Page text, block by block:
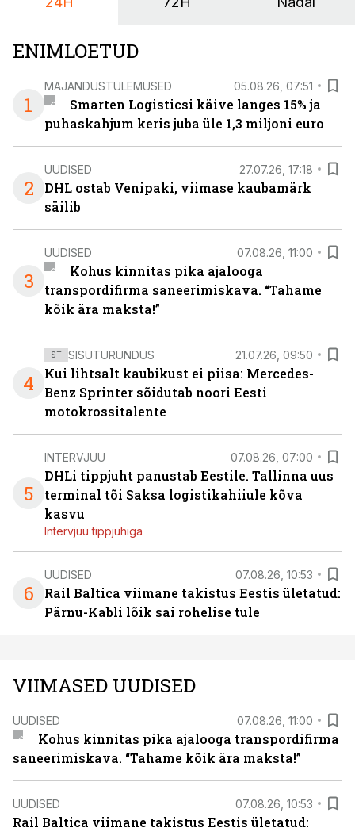
ENIMLOETUD
1
MAJANDUSTULEMUSED 05.08.26, 07:51
Smarten Logisticsi käive langes 15% ja
puhaskahjum keris juba üle 1,3 miljoni euro
2
UUDISED 27.07.26, 17:18
DHL ostab Venipaki, viimase kaubamärk
säilib
3
UUDISED 07.08.26, 11:00
Kohus kinnitas pika ajalooga
transpordifirma saneerimiskava. “Tahame
kõik ära maksta!”
4
ST SISUTURUNDUS 21.07.26, 09:50
Kui lihtsalt kaubikust ei piisa: Mercedes-
Benz Sprinter sõidutab noori Eesti
motokrossitalente
5
INTERVJUU 07.08.26, 07:00
DHLi tippjuht panustab Eestile. Tallinna uus
terminal tõi Saksa logistikahiiule kõva
kasvu
Intervjuu tippjuhiga
6
UUDISED 07.08.26, 10:53
Rail Baltica viimane takistus Eestis ületatud:
Pärnu-Kabli lõik sai rohelise tule
VIIMASED UUDISED
UUDISED 07.08.26, 11:00
Kohus kinnitas pika ajalooga transpordifirma
saneerimiskava. “Tahame kõik ära maksta!”
UUDISED 07.08.26, 10:53
Rail Baltica viimane takistus Eestis ületatud: